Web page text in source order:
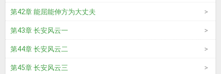
第42章 能屈能伸方为大丈夫
第43章 长安风云一
第44章 长安风云二
第45章 长安风云三